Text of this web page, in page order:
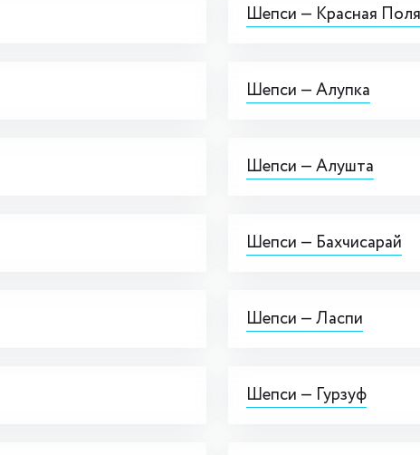
Шепси — Красная
Шепси — Алупка
Шепси — Алушта
Шепси — Бахчисарай
Шепси — Ласпи
Шепси — Гурзуф